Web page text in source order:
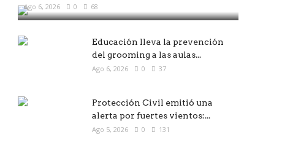
Ago 6, 2026 0 68
Educación lleva la prevención
del grooming a las aulas...
Ago 6, 2026 0 37
Protección Civil emitió una
alerta por fuertes vientos:...
Ago 5, 2026 0 131